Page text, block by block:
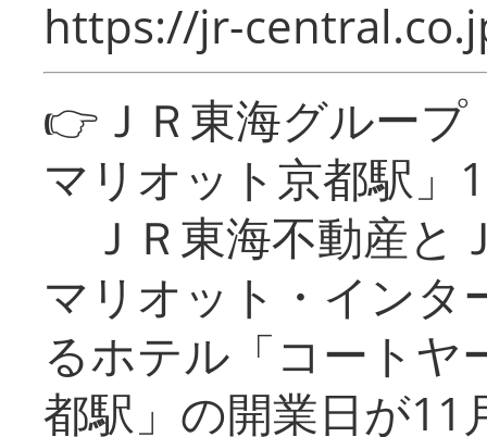
https://jr-
👉ＪＲ東海グルー
マリオット京都駅」
ＪＲ東海不動産と
マリオット・インタ
るホテル「コートヤ
都駅」の開業日が11